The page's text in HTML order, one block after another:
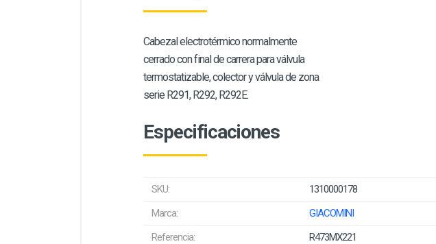
Cabezal electrotérmico normalmente
cerrado con final de carrera para válvula
termostatizable, colector y válvula de zona
serie R291, R292, R292E.
Especificaciones
SKU:
1310000178
Marca:
GIACOMINI
Referencia:
R473MX221